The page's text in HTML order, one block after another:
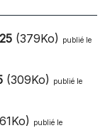
(379Ko) publié le
(309Ko) publié le
publié le